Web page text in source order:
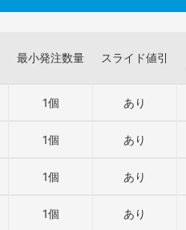
最小発注数量 スライド値引
1個 あり
1個 あり
1個 あり
1個 あり